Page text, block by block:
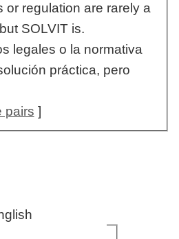
or regulation are rarely a
SOLVIT is.
legales o la normativa
práctica, pero
pairs ]